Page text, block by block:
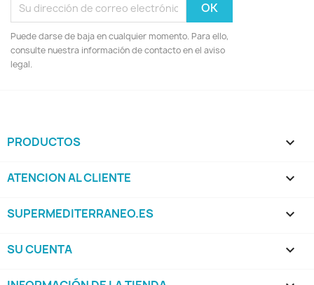
Puede darse de baja en cualquier momento. Para ello,
consulte nuestra información de contacto en el aviso
legal.
PRODUCTOS 
ATENCION AL CLIENTE 
SUPERMEDITERRANEO.ES 
SU CUENTA 